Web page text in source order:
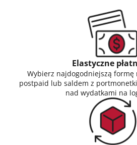
Elastyczne
Wybierz najdogodniejszą
postpaid lub saldem z
nad wydatkami na